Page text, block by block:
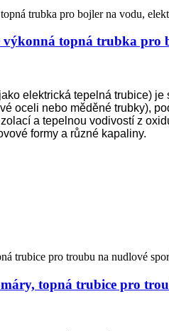
topná trubka pro
elektrická tepelná trubice)
oceli nebo měděné trubky),
a tepelnou vodivostí z
formy a různé kapaliny.
topná trubice pro